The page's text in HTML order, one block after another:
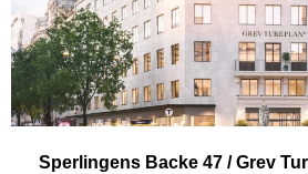
Sperlingens Backe 47 / Grev